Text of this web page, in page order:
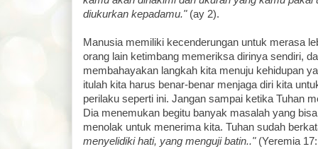
diukurkan kepadamu."(ay 2).
Manusia memiliki kecenderungan untuk merasa
orang lain ketimbang memeriksa dirinya sendiri,
membahayakan langkah kita menuju kehidupan
itulah kita harus benar-benar menjaga diri kita
perilaku seperti ini. Jangan sampai ketika Tuhan
Dia menemukan begitu banyak masalah yang
menolak untuk menerima kita. Tuhan sudah
menyelidiki hati, yang menguji batin.."(Yeremia